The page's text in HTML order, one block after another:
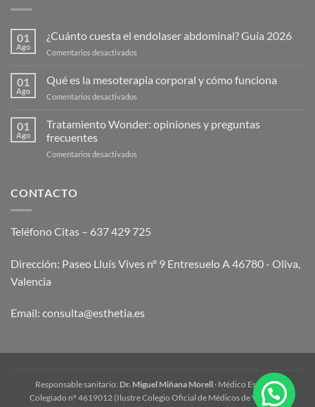
01
Ago
¿Cuánto cuesta el endolaser abdominal? Guía 2026
Comentarios desactivados
cuesta
el
Guía
01
Ago
Qué es la mesoterapia corporal y cómo funciona
Comentarios desactivados
es
01
Ago
Tratamiento Wonder: opiniones y preguntas
frecuentes
Comentarios desactivados
CONTACTO
Teléfono Citas – 637 429 725
Dirección: Paseo Lluís Vives nº 9 Entresuelo A 46780 - Oliva,
Valencia
Email: consulta@esthetia.es
Responsable sanitario: Dr. Miguel Miñana Morell· Médico Estético ·
Colegiado nº 4619012 (Ilustre Colegio Oficial de Médicos de Valencia)